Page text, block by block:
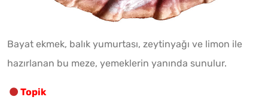
Bayat ekmek, balık yumurtası, zeytinyağı ve limon ile
hazırlanan bu meze, yemeklerin yanında sunulur.
Topik